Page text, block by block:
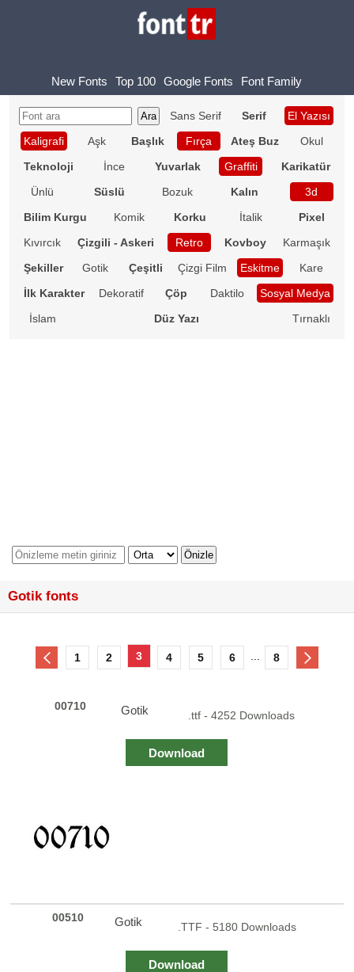
New Fonts Top 100 Google Fonts Font Family
Sans Serif Serif
El Yazısı
Kaligrafi
Aşk Başlık Fırça Ateş Buz
Okul
Teknoloji
İnce Yuvarlak Graffiti
Karikatür
Ünlü
Süslü Bozuk Kalın
3d
Bilim Kurgu
Komik Korku İtalik
Pixel
Kıvırcık
Çizgili - Askeri Retro Kovboy
Karmaşık
Şekiller
Gotik Çeşitli Çizgi Film Eskitme
Kare
İlk Karakter
Dekoratif Çöp Daktilo
Sosyal Medya
İslam
Düz Yazı Tırnaklı
Gotik fonts
1 2 3 4 5 6 8
00710 Gotik .ttf - 4252 Downloads
Download
00510 Gotik .TTF - 5180 Downloads
Download